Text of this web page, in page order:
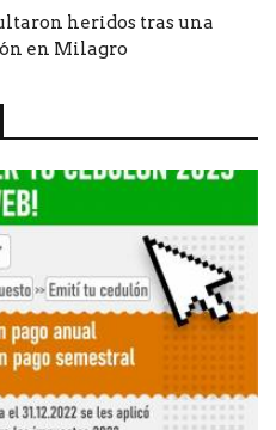
heridos tras una
en Milagro